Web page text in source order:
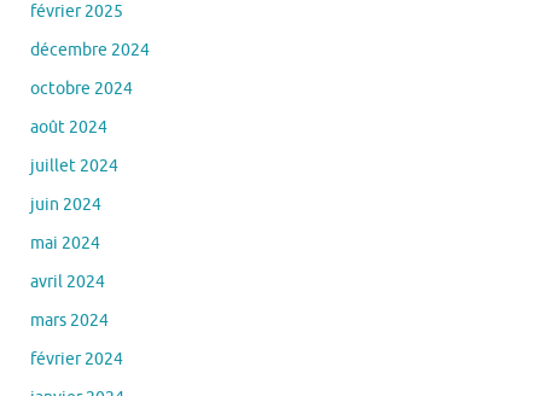
février 2025
décembre 2024
octobre 2024
août 2024
juillet 2024
juin 2024
mai 2024
avril 2024
mars 2024
février 2024